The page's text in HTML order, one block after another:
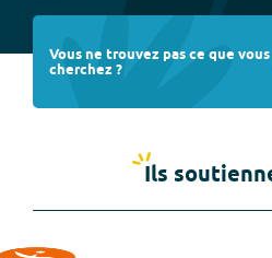
Vous ne trouvez pas ce que vous
cherchez ?
Ils